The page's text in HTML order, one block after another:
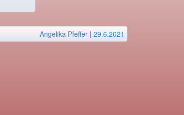
Angelika Pfeffer | 29.6.2021